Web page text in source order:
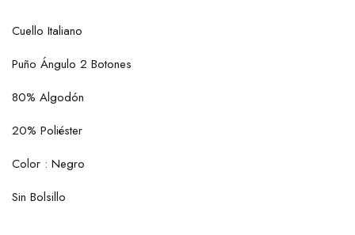
Cuello Italiano
Puño Ángulo 2 Botones
80% Algodón
20% Poliéster
Color : Negro
Sin Bolsillo